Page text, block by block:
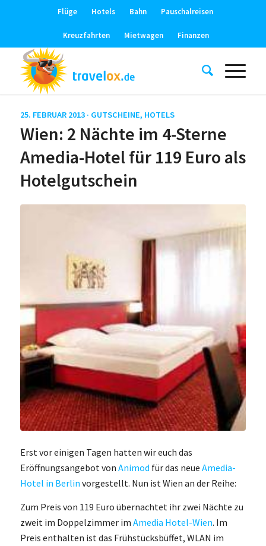
Flüge Hotels Bahn Pauschalreisen
Kreuzfahrten Mietwagen Finanzen
25. FEBRUAR 2013 · GUTSCHEINE, HOTELS
Wien: 2 Nächte im 4-Sterne
Amedia-Hotel für 119 Euro als
Hotelgutschein
Erst vor einigen Tagen hatten wir euch das
Eröffnungsangebot von Animod für das neue Amedia-
Hotel in Berlin vorgestellt. Nun ist Wien an der Reihe:
Zum Preis von 119 Euro übernachtet ihr zwei Nächte zu
zweit im Doppelzimmer im Amedia Hotel-Wien. Im
Preis enthalten ist das Frühstücksbüffet, WLAN im